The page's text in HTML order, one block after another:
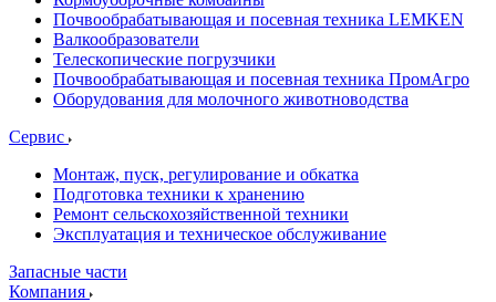
Почвообрабатывающая и посевная техника LEMKEN
Валкообразователи
Телескопические погрузчики
Почвообрабатывающая и посевная техника ПромАгро
Оборудования для молочного животноводства
Сервис
Монтаж, пуск, регулирование и обкатка
Подготовка техники к хранению
Ремонт сельскохозяйственной техники
Эксплуатация и техническое обслуживание
Запасные части
Компания